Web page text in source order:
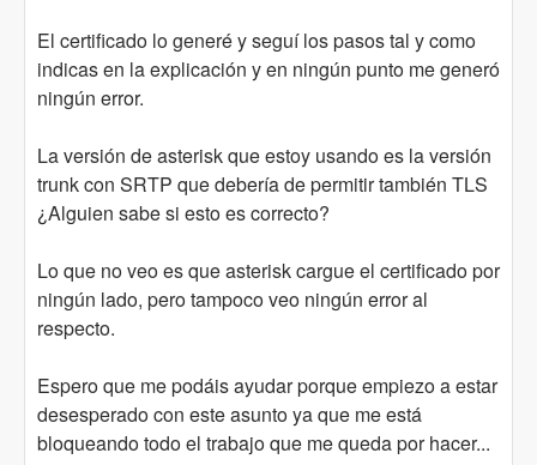
El certificado lo generé y seguí los pasos tal y como
indicas en la explicación y en ningún punto me generó
ningún error.
La versión de asterisk que estoy usando es la versión
trunk con SRTP que debería de permitir también TLS
¿Alguien sabe si esto es correcto?
Lo que no veo es que asterisk cargue el certificado por
ningún lado, pero tampoco veo ningún error al
respecto.
Espero que me podáis ayudar porque empiezo a estar
desesperado con este asunto ya que me está
bloqueando todo el trabajo que me queda por hacer...